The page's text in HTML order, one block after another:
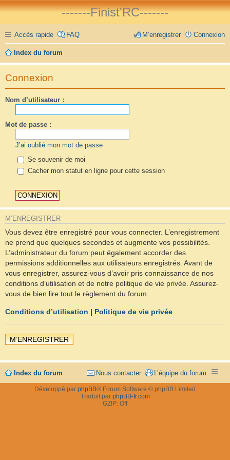
-------Finist'RC-------
Accès rapide FAQ Connexion
M’enregistrer
Index du forum
Connexion
Nom d’utilisateur :
Mot de passe :
J’ai oublié mon mot de passe
Se souvenir de moi
Cacher mon statut en ligne pour cette session
M’ENREGISTRER
Vous devez être enregistré pour vous connecter. L’enregistrement
ne prend que quelques secondes et augmente vos possibilités.
L’administrateur du forum peut également accorder des
permissions additionnelles aux utilisateurs enregistrés. Avant de
vous enregistrer, assurez-vous d’avoir pris connaissance de nos
conditions d’utilisation et de notre politique de vie privée. Assurez-
vous de bien lire tout le règlement du forum.
Conditions d’utilisation | Politique de vie privée
M’ENREGISTRER
Index du forum L’équipe du forum
Nous contacter
Développé par phpBB® Forum Software © phpBB Limited
Traduit par phpBB-fr.com
GZIP: Off